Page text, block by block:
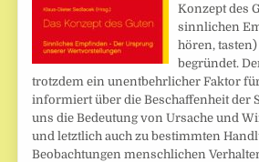
Konzept des
sinnlichen
hören,
begründet.
trotzdem ein unentbehrlicher Faktor
informiert über die Beschaffenheit der
uns die Bedeutung von Ursache und
und letztlich auch zu bestimmten
Beobachtungen menschlichen